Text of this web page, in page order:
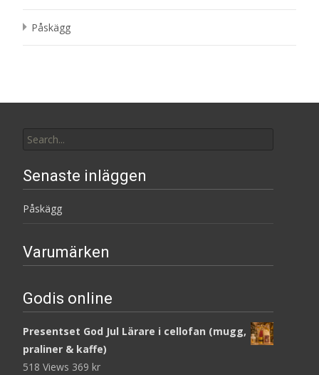
Påskägg
for:
Senaste inläggen
Påskägg
Varumärken
Godis online
Presentset God Jul Lärare i cellofan (mugg,
praliner & kaffe)
518 Views 369 kr